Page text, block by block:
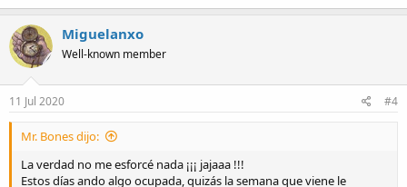
Miguelanxo
Well-known member
11 Jul 2020 #4
Mr. Bones dijo:
La verdad no me esforcé nada ¡¡¡ jajaaa !!!
Estos días ando algo ocupada, quizás la semana que viene le